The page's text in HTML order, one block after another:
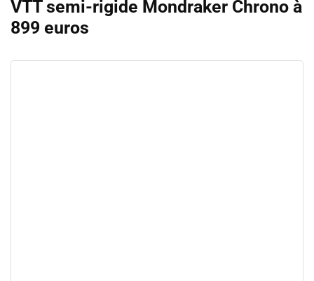
VTT semi-rigide Mondraker Chrono à
899 euros